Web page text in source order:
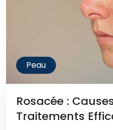
Peau
Rosacée :
Traitements